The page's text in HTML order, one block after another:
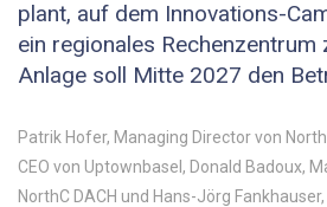
plant, auf dem Innovations-
ein regionales Rechenzentrum
Anlage soll Mitte 2027 den
Patrik Hofer, Managing Director von
CEO von Uptownbasel, Donald Badoux,
NorthC DACH und Hans-Jörg